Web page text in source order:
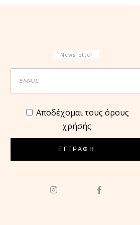
Newsletter
Aποδέχομαι τους όρους
χρήσής